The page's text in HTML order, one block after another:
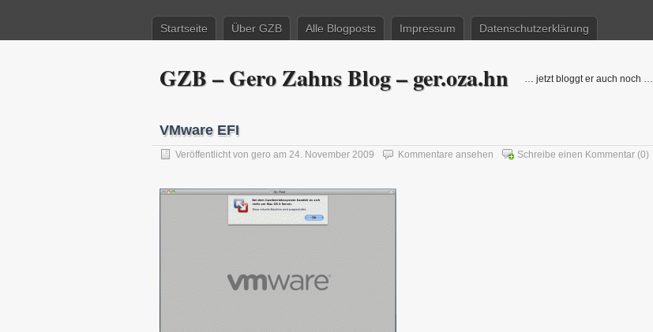
Startseite Über GZB Alle Blogposts Impressum Datenschutzerklärung
GZB – Gero Zahns Blog – ger.oza.hn … jetzt bloggt er auch noch …
VMware EFI
Veröffentlicht von gero am 24. November 2009 Schreibe einen Kommentar (0)
Kommentare ansehen